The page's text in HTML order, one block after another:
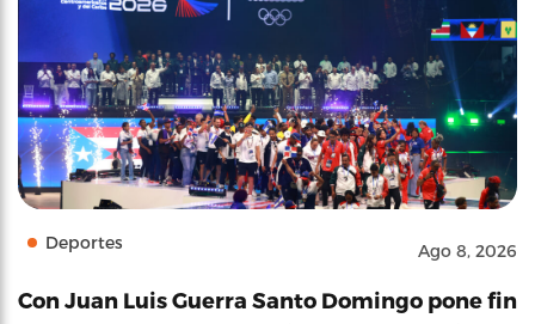
Deportes Ago 8, 2026
Con Juan Luis Guerra Santo Domingo pone fin